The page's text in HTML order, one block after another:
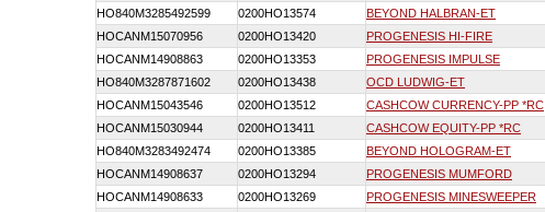
HO840M3285492599
0200HO13574 BEYOND HALBRAN-ET
HOCANM15070956
0200HO13420 PROGENESIS HI-FIRE
HOCANM14908863
0200HO13353 PROGENESIS IMPULSE
HO840M3287871602
0200HO13438 OCD LUDWIG-ET
HOCANM15043546
0200HO13512 CASHCOW CURRENCY-PP *RC
HOCANM15030944
0200HO13411 CASHCOW EQUITY-PP *RC
HO840M3283492474
0200HO13385 BEYOND HOLOGRAM-ET
HOCANM14908637
0200HO13294 PROGENESIS MUMFORD
HOCANM14908633
0200HO13269 PROGENESIS MINESWEEPER